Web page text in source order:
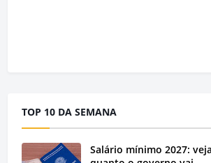
TOP 10 DA SEMANA
Salário mínimo 2027: veja